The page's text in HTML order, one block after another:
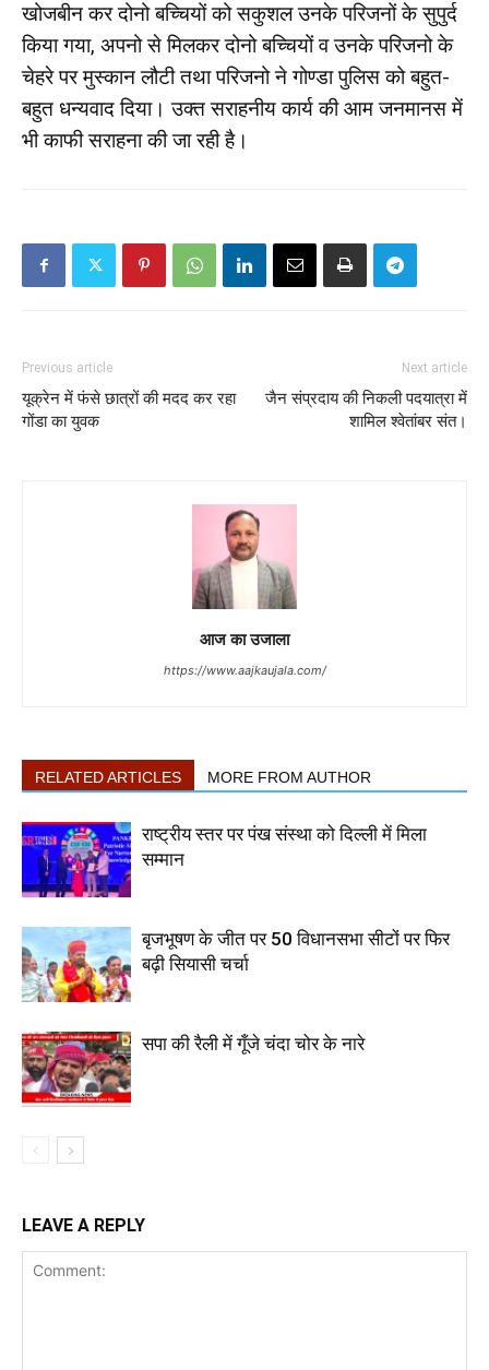
खोजबीन कर दोनो बच्चियों को सकुशल उनके परिजनों के सुपुर्द
किया गया, अपनो से मिलकर दोनो बच्चियों व उनके परिजनो के
चेहरे पर मुस्कान लौटी तथा परिजनो ने गोण्डा पुलिस को बहुत-
बहुत धन्यवाद दिया। उक्त सराहनीय कार्य की आम जनमानस में
भी काफी सराहना की जा रही है।
Previous article
यूक्रेन में फंसे छात्रों की मदद कर रहा
गोंडा का युवक
Next article
जैन संप्रदाय की निकली पदयात्रा में
शामिल श्वेतांबर संत।
आज का उजाला
https://www.aajkaujala.com/
RELATED ARTICLES MORE FROM AUTHOR
राष्ट्रीय स्तर पर पंख संस्था को दिल्ली में मिला
सम्मान
बृजभूषण के जीत पर 50 विधानसभा सीटों पर फिर
बढ़ी सियासी चर्चा
सपा की रैली में गूँजे चंदा चोर के नारे
LEAVE A REPLY